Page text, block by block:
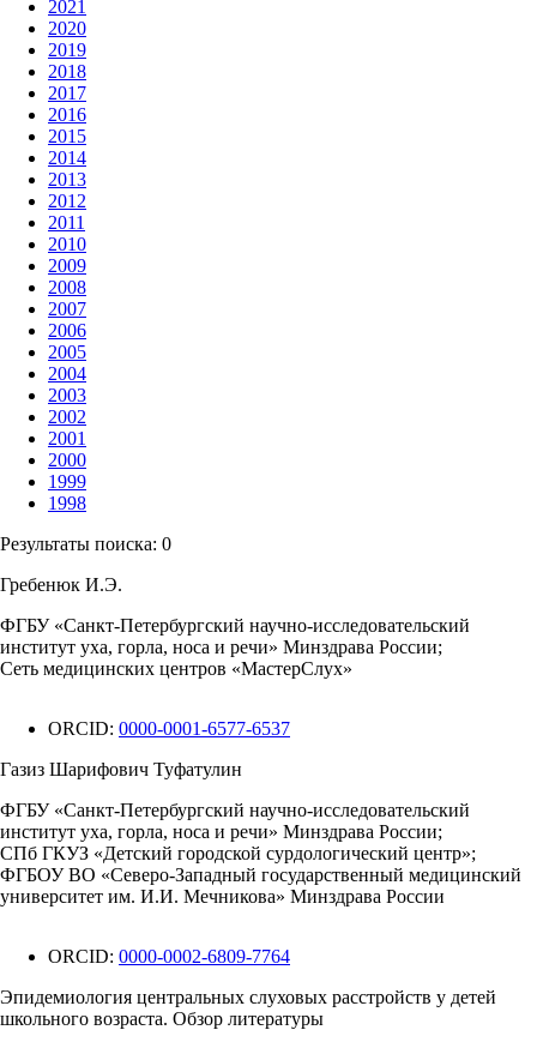
2021
2020
2019
2018
2017
2016
2015
2014
2013
2012
2011
2010
2009
2008
2007
2006
2005
2004
2003
2002
2001
2000
1999
1998
Результаты поиска: 0
Гребенюк И.Э.
ФГБУ «Санкт-Петербургский научно-исследовательский
институт уха, горла, носа и речи» Минздрава России;
Сеть медицинских центров «МастерСлух»
ORCID: 0000-0001-6577-6537
Газиз Шарифович Туфатулин
ФГБУ «Санкт-Петербургский научно-исследовательский
институт уха, горла, носа и речи» Минздрава России;
СПб ГКУЗ «Детский городской сурдологический центр»;
ФГБОУ ВО «Северо-Западный государственный медицинский
университет им. И.И. Мечникова» Минздрава России
ORCID: 0000-0002-6809-7764
Эпидемиология центральных слуховых расстройств у детей
школьного возраста. Обзор литературы